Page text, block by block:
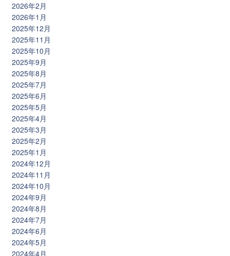
2026年2月
2026年1月
2025年12月
2025年11月
2025年10月
2025年9月
2025年8月
2025年7月
2025年6月
2025年5月
2025年4月
2025年3月
2025年2月
2025年1月
2024年12月
2024年11月
2024年10月
2024年9月
2024年8月
2024年7月
2024年6月
2024年5月
2024年4月